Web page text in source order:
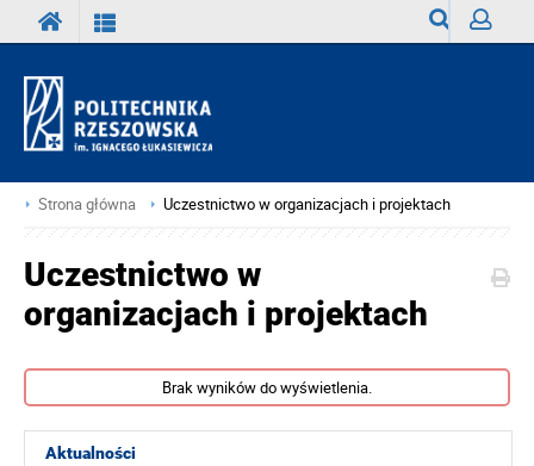
Strona główna Uczestnictwo w organizacjach i projektach
Aktualności
Uczestnictwo w
organizacjach i projektach
Brak wyników do wyświetlenia.